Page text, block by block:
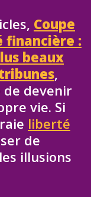
Coupe
financière :
beaux
,
de devenir
vie. Si
liberté
de
illusions